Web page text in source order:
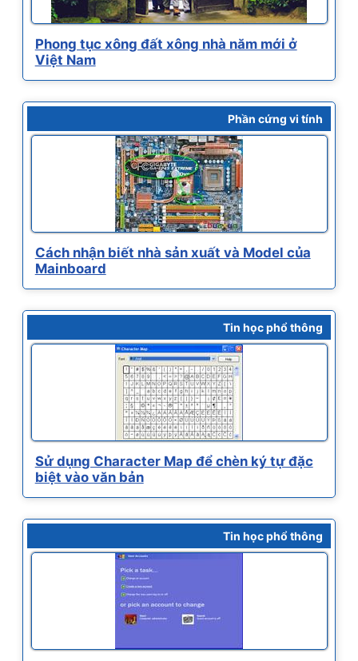
Phong tục xông đất xông nhà năm mới ở
Việt Nam
Phần cứng vi tính
Cách nhận biết nhà sản xuất và Model của
Mainboard
Tin học phổ thông
Sử dụng Character Map để chèn ký tự đặc
biệt vào văn bản
Tin học phổ thông